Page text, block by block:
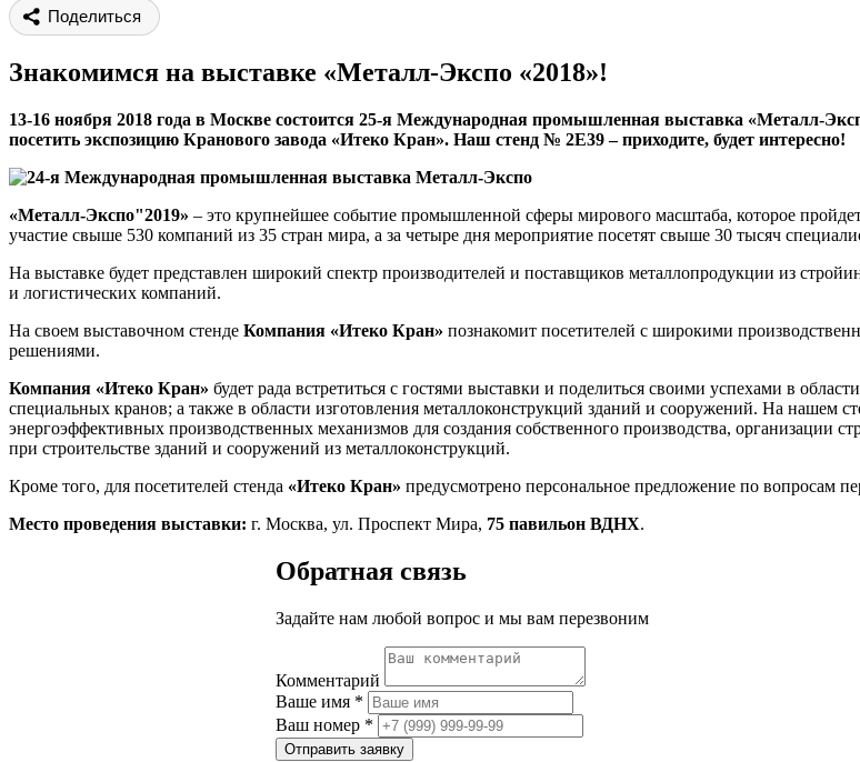
Поделиться
Знакомимся на выставке «Металл-Экспо «2018»!
13-16 ноября 2018 года в Москве состоится 25-я Международная промышленная выставка «Металл-
посетить экспозицию Кранового завода «Итеко Кран». Наш стенд № 2E39 – приходите, будет интересно!
«Металл-Экспо"2019» – это крупнейшее событие промышленной сферы мирового масштаба, которое
участие свыше 530 компаний из 35 стран мира, а за четыре дня мероприятие посетят свыше 30 тысяч
На выставке будет представлен широкий спектр производителей и поставщиков металлопродукции из
и логистических компаний.
На своем выставочном стенде Компания «Итеко Кран» познакомит посетителей с широкими
решениями.
Компания «Итеко Кран» будет рада встретиться с гостями выставки и поделиться своими успехами в
специальных кранов; а также в области изготовления металлоконструкций зданий и сооружений. На нашем
энергоэффективных производственных механизмов для создания собственного производства, организации
при строительстве зданий и сооружений из металлоконструкций.
Кроме того, для посетителей стенда «Итеко Кран» предусмотрено персональное предложение по вопросам
Место проведения выставки: г. Москва, ул. Проспект Мира, 75 павильон ВДНХ
Обратная связь
Задайте нам любой вопрос и мы вам перезвоним
Комментарий
Ваше имя *
Ваш номер *